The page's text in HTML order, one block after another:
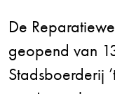
De
geopend van
Stadsboerderij